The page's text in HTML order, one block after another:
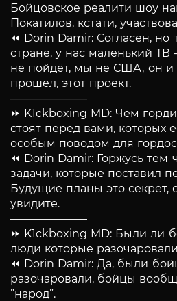
Бойцовское реалити шоу
Покатилов, кстати,
⏪ Dorin Damir: Согласен, но
стране, у нас маленький ТВ
не пойдёт, мы не США, он и
прошёл, этот проект.
———————
⏩ K1ckboxing MD: Чем
стоят перед вами, которых
особым поводом для
⏪ Dorin Damir: Горжусь тем
задачи, которые поставил
Будущие планы это секрет,
увидите.
———————
⏩ K1ckboxing MD: Были ли
люди которые
⏪ Dorin Damir: Да, были
разочаровали, бойцы
”народ”.